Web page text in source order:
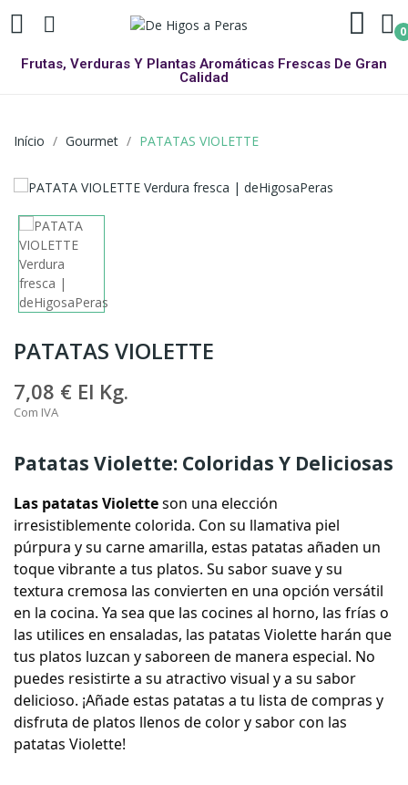
0
Frutas, Verduras Y Plantas Aromáticas Frescas De Gran
Calidad
Início Gourmet PATATAS VIOLETTE
PATATAS VIOLETTE
7,08 € El Kg.
Com IVA
Patatas Violette: Coloridas Y Deliciosas
Las patatas Violetteson una elección
irresistiblemente colorida. Con su llamativa piel
púrpura y su carne amarilla, estas patatas añaden un
toque vibrante a tus platos. Su sabor suave y su
textura cremosa las convierten en una opción versátil
en la cocina. Ya sea que las cocines al horno, las frías o
las utilices en ensaladas, las patatas Violette harán que
tus platos luzcan y saboreen de manera especial. No
puedes resistirte a su atractivo visual y a su sabor
delicioso. ¡Añade estas patatas a tu lista de compras y
disfruta de platos llenos de color y sabor con las
patatas Violette!